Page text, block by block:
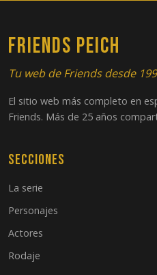
FRIENDS PEICH
Tu web de Friends desde
El sitio web más completo en
Friends. Más de 25 años
Secciones
La serie
Personajes
Actores
Rodaje